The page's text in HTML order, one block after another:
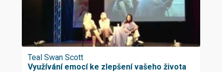
Teal Swan Scott
Využívání emocí ke zlepšení vašeho života